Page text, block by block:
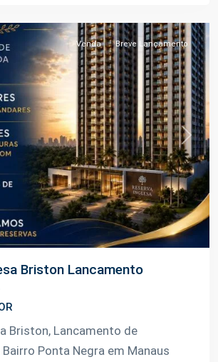
Next
Venda Breve Lançamento
Briston Lancamento
Briston, Lancamento de
Ponta Negra em Manaus